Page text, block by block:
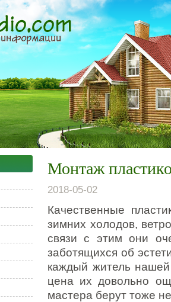
Монтаж
2018-05-02
Качественные
зимних холодов,
связи с этим они
заботящихся об
каждый житель нашей
цена их довольно
мастера берут тоже